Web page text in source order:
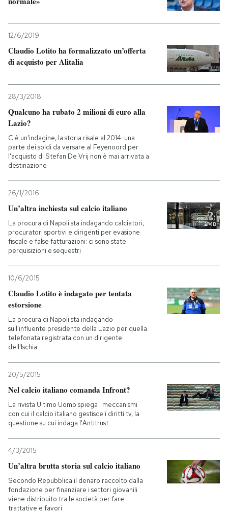
12/6/2019
Claudio Lotito ha formalizzato un’offerta
di acquisto per Alitalia
28/3/2018
Qualcuno ha rubato 2 milioni di euro alla
Lazio?
C'è un'indagine, la storia risale al 2014: una
parte dei soldi da versare al Feyenoord per
l'acquisto di Stefan De Vrij non è mai arrivata a
destinazione
26/1/2016
Un’altra inchiesta sul calcio italiano
La procura di Napoli sta indagando calciatori,
procuratori sportivi e dirigenti per evasione
fiscale e false fatturazioni: ci sono state
perquisizioni e sequestri
10/6/2015
Claudio Lotito è indagato per tentata
estorsione
La procura di Napoli sta indagando
sull'influente presidente della Lazio per quella
telefonata registrata con un dirigente
dell'Ischia
20/5/2015
Nel calcio italiano comanda Infront?
La rivista Ultimo Uomo spiega i meccanismi
con cui il calcio italiano gestisce i diritti tv, la
questione su cui indaga l'Antitrust
4/3/2015
Un’altra brutta storia sul calcio italiano
Secondo Repubblica il denaro raccolto dalla
fondazione per finanziare i settori giovanili
viene distribuito tra le società per fare
trattative e favori